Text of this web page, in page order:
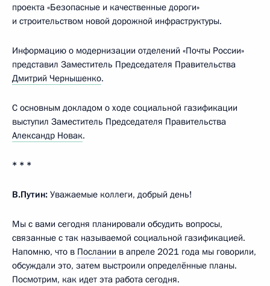
проекта «Безопасные и качественные дороги»
и строительством новой дорожной инфраструктуры.
Информацию о модернизации отделений «Почты России»
представил Заместитель Председателя Правительства
Дмитрий Чернышенко.
С основным докладом о ходе социальной газификации
выступил Заместитель Председателя Правительства
Александр Новак.
* * *
В.Путин: Уважаемые коллеги, добрый день!
Мы с вами сегодня планировали обсудить вопросы,
связанные с так называемой социальной газификацией.
Напомню, что в Послании в апреле 2021 года мы говорили,
обсуждали это, затем выстроили определённые планы.
Посмотрим, как идет эта работа сегодня.